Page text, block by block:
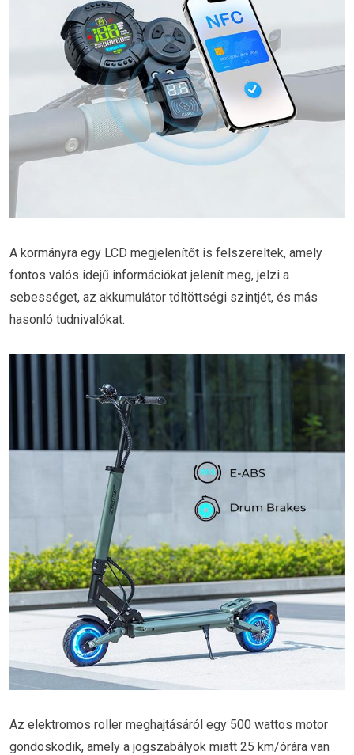
A kormányra egy LCD megjelenítőt is felszereltek, amely
fontos valós idejű információkat jelenít meg, jelzi a
sebességet, az akkumulátor töltöttségi szintjét, és más
hasonló tudnivalókat.
Az elektromos roller meghajtásáról egy 500 wattos motor
gondoskodik, amely a jogszabályok miatt 25 km/órára van